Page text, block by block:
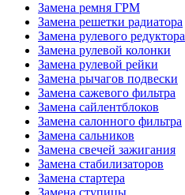
Замена ремня ГРМ
Замена решетки радиатора
Замена рулевого редуктора
Замена рулевой колонки
Замена рулевой рейки
Замена рычагов подвески
Замена сажевого фильтра
Замена сайлентблоков
Замена салонного фильтра
Замена сальников
Замена свечей зажигания
Замена стабилизаторов
Замена стартера